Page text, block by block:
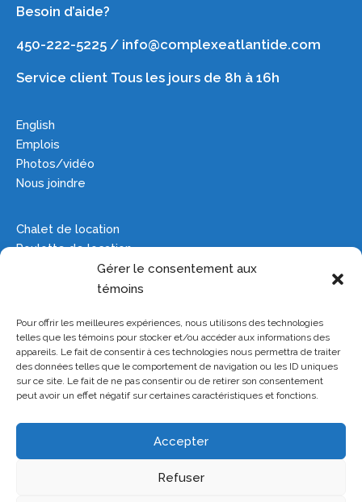
Gérer le consentement aux
témoins
Pour offrir les meilleures expériences, nous utilisons des technologies
telles que les témoins pour stocker et/ou accéder aux informations des
appareils. Le fait de consentir à ces technologies nous permettra de traiter
des données telles que le comportement de navigation ou les ID uniques
sur ce site. Le fait de ne pas consentir ou de retirer son consentement
peut avoir un effet négatif sur certaines caractéristiques et fonctions.
Accepter
Refuser
Besoin d’aide?
450-222-5225 / info@complexeatlantide.com
Service client Tous les jours de 8h à 16h
English
Emplois
Photos/vidéo
Nous joindre
Chalet de location
Roulotte de location
Plan du site
Manoir hanté
Parc aquatique
Château magique
Copyright © 2022 Conçu et propulsé par
Technologies